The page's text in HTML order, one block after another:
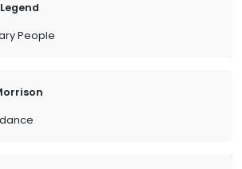
People